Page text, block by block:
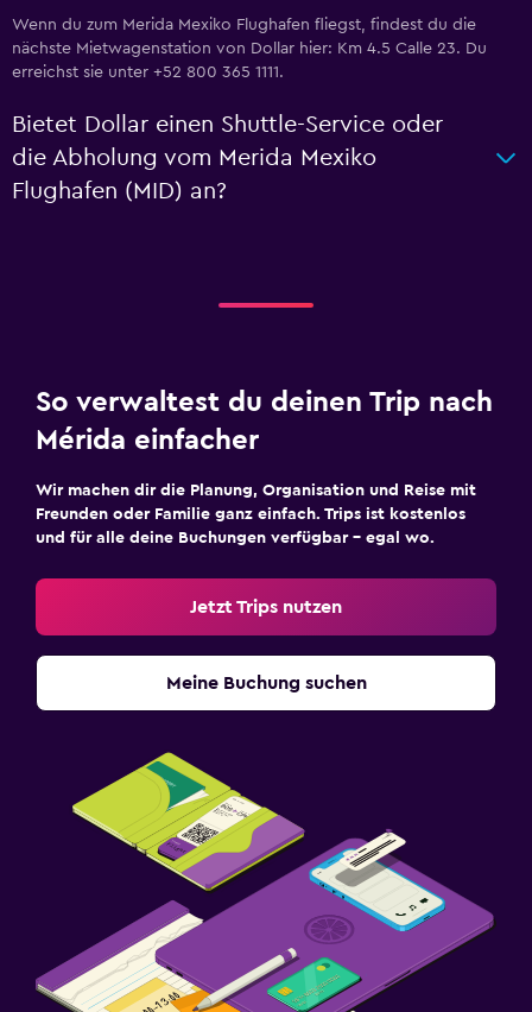
Wenn du zum Merida Mexiko Flughafen fliegst, findest du die
nächste Mietwagenstation von Dollar hier: Km 4.5 Calle 23. Du
erreichst sie unter +52 800 365 1111.
Bietet Dollar einen Shuttle-Service oder
die Abholung vom Merida Mexiko
Flughafen (MID) an?
So verwaltest du deinen Trip nach
Mérida einfacher
Wir machen dir die Planung, Organisation und Reise mit
Freunden oder Familie ganz einfach. Trips ist kostenlos
und für alle deine Buchungen verfügbar – egal wo.
Jetzt Trips nutzen
Meine Buchung suchen